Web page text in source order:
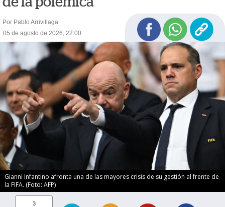
Por Pablo Arrivillaga
05 de agosto de 2026, 22:00
Gianni Infantino afronta una de las mayores crisis de su gestión al frente de
la FIFA. (Foto: AFP)
3